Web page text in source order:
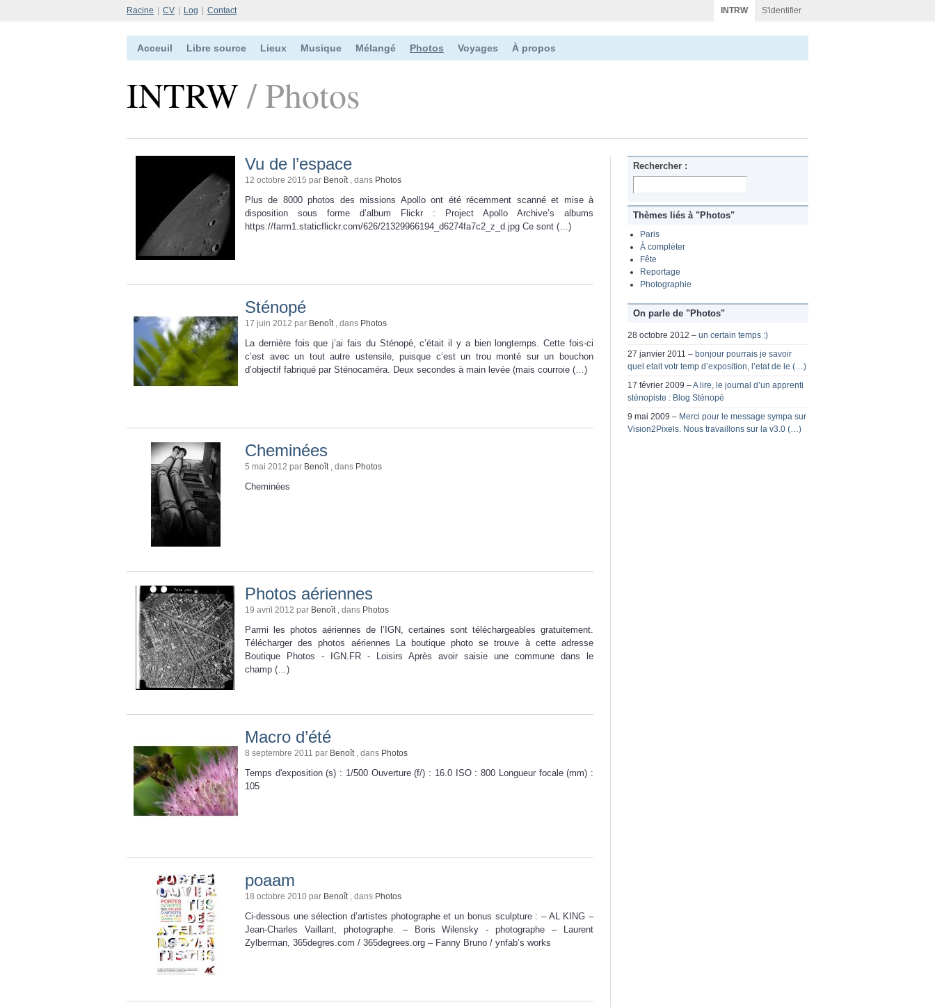
Racine CV Log Contact INTRW S'identifier
Acceuil Libre source Lieux Musique Mélangé Photos Voyages À propos
INTRW/ Photos
Vu de l’espace
12 octobre 2015 par Benoît, dans Photos
Plus de 8000 photos des missions Apollo ont été récemment scanné et mise à
disposition sous forme d’album Flickr : Project Apollo Archive’s albums
https://farm1.staticflickr.com/626/21329966194_d6274fa7c2_z_d.jpg Ce sont (…)
Sténopé
17 juin 2012 par Benoît, dans Photos
La dernière fois que j’ai fais du Sténopé, c’était il y a bien longtemps. Cette fois-ci
c’est avec un tout autre ustensile, puisque c’est un trou monté sur un bouchon
d’objectif fabriqué par Sténocaméra. Deux secondes à main levée (mais courroie (…)
Cheminées
5 mai 2012 par Benoît, dans Photos
Cheminées
Photos aériennes
19 avril 2012 par Benoît, dans Photos
Parmi les photos aériennes de l’IGN, certaines sont téléchargeables gratuitement.
Télécharger des photos aériennes La boutique photo se trouve à cette adresse
Boutique Photos - IGN.FR - Loisirs Après avoir saisie une commune dans le
champ (…)
Macro d’été
8 septembre 2011 par Benoît, dans Photos
Temps d'exposition (s) : 1/500 Ouverture (f/) : 16.0 ISO : 800 Longueur focale (mm) :
105
poaam
18 octobre 2010 par Benoît, dans Photos
Ci-dessous une sélection d’artistes photographe et un bonus sculpture : – AL KING –
Jean-Charles Vaillant, photographe. – Boris Wilensky - photographe – Laurent
Zylberman, 365degres.com / 365degrees.org – Fanny Bruno / ynfab’s works
Rechercher :
Thèmes liés à "Photos"
Paris
À compléter
Fête
Reportage
Photographie
On parle de "Photos"
28 octobre 2012 – un certain temps :)
27 janvier 2011 – bonjour pourrais je savoir
quel etait votr temp d’exposition, l’etat de le (…)
17 février 2009 –A lire, le journal d’un apprenti
sténopiste : Blog Sténopé
9 mai 2009 – Merci pour le message sympa sur
Vision2Pixels. Nous travaillons sur la v3.0 (…)